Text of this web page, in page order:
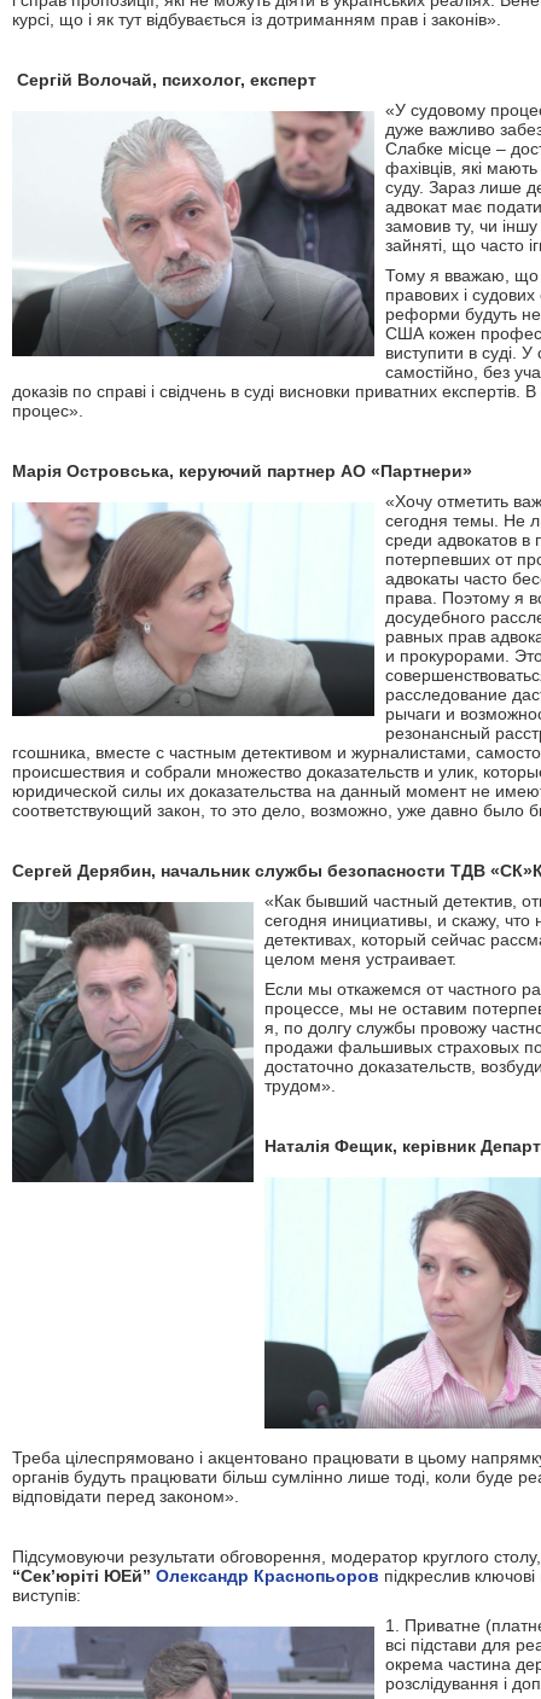
курсі, що і як тут відбувається із дотриманням прав і законів».
Сергій Волочай, психолог, експерт
«У судовому
дуже важливо
Слабке місце –
фахівців, які
суду. Зараз лише
адвокат має
замовив ту, чи іншу
зайняті, що часто
Тому я вважаю, що
правових і судових
реформи будуть
США кожен
виступити в суді.
самостійно, без
доказів по справі і свідчень в суді висновки приватних експертів.
процес».
Марія Островська, керуючий партнер АО «Партнери»
«Хочу отметить
сегодня темы. Не
среди адвокатов в
потерпевших от
адвокаты часто
права. Поэтому я
досудебного
равных прав
и прокурорами.
расследование
рычаги и
резонансный
гсошника
вместе с частным детективом и журналистами
происшествия и собрали множество доказательств и улик,
юридической силы их доказательства на данный момент не
соответствующий закон, то это дело возможно уже давно было
Сергей Дерябин, начальник службы безопасности ТДВ
«Как бывший частный детектив,
сегодня инициативы, и скажу, что
детективах, который сейчас
целом меня устраивает.
Если мы откажемся от частного
процессе, мы не оставим
я
по долгу службы провожу
продажи фальшивых страховых
достаточно доказательств,
трудом»
Наталія Фещик, керівник
Треба цілеспрямовано і акцентовано працювати в цьому
органів будуть працювати більш сумлінно лише тоді, коли буде
відповідати перед законом».
Підсумовуючи результати обговорення, модератор круглого
“Сек’юріті ЮЕй” Олександр Краснопьоров підкреслив
виступів:
1. Приватне
всі підстави для
окрема частина
розслідування і